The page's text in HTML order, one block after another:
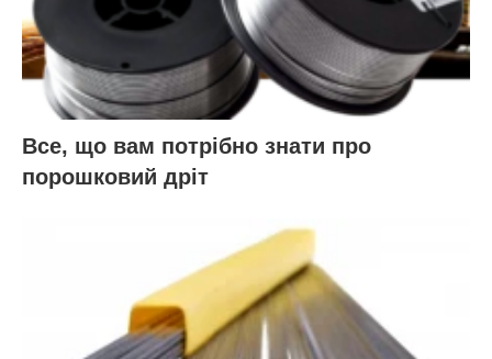
Все, що вам потрібно знати про
порошковий дріт